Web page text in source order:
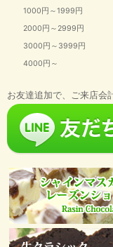
1000円～1999円
2000円～2999円
3000円～3999円
4000円～
お友達追加で、ご来店会